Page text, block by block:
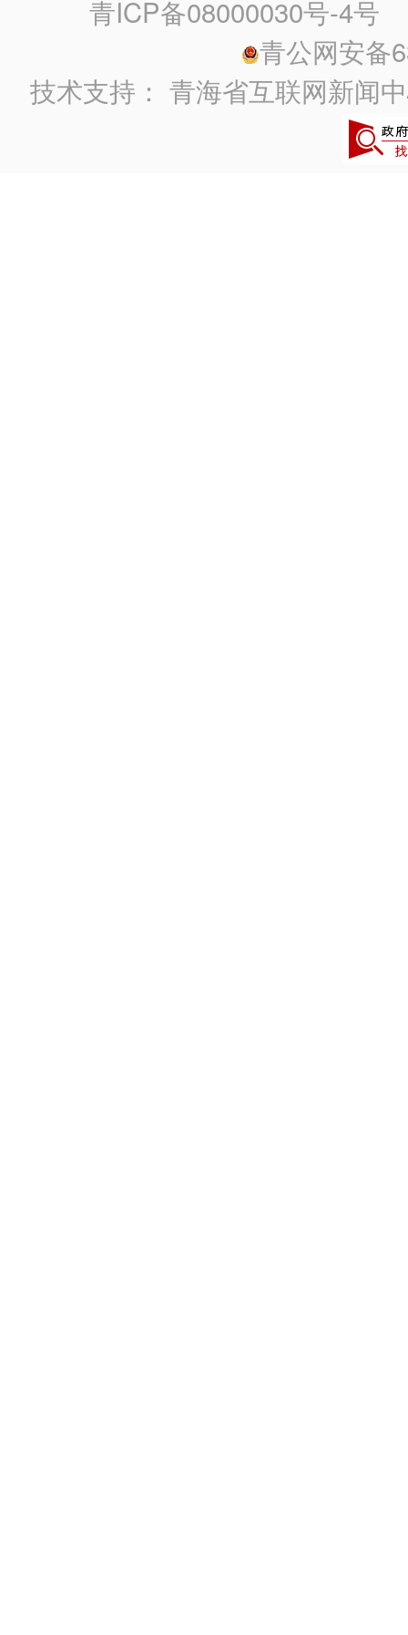
青ICP备08000030号-4号
青公网安备
技术支持：青海省互联网新闻